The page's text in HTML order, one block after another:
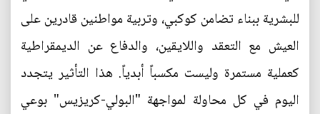
للبشرية ببناء تضامن كوكبي، وتربية مواطنين قادرين على
العيش مع التعقد واللايقين، والدفاع عن الديمقراطية
كعملية مستمرة وليست مكسباً أبدياً. هذا التأثير يتجدد
اليوم في كل محاولة لمواجهة "البولي-كريزيس" بوعي